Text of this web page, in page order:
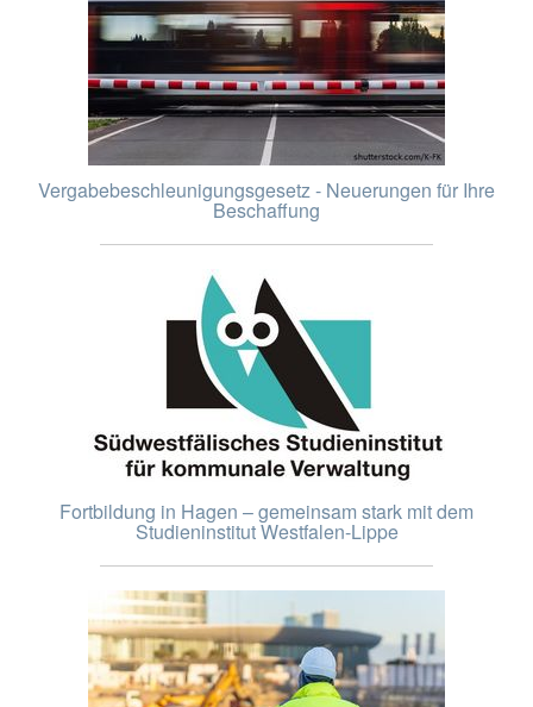
Vergabebeschleunigungsgesetz - Neuerungen für Ihre
Beschaffung
Fortbildung in Hagen – gemeinsam stark mit dem
Studieninstitut Westfalen-Lippe